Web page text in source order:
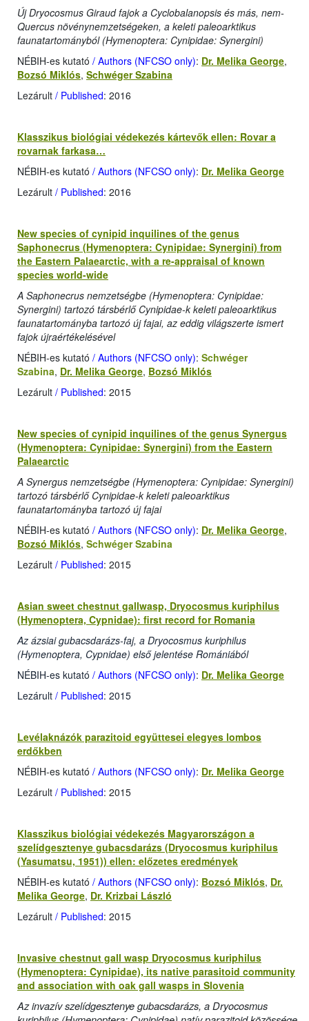
Új Dryocosmus Giraud fajok a Cyclobalanopsis és más, nem-
Quercus növénynemzetségeken, a keleti paleoarktikus
faunatartományból (Hymenoptera: Cynipidae: Synergini)
NÉBIH-es kutató / Authors (NFCSO only): Dr. Melika George,
Bozsó Miklós, Schwéger Szabina
Lezárult / Published: 2016
Klasszikus biológiai védekezés kártevők ellen: Rovar a
rovarnak farkasa…
NÉBIH-es kutató / Authors (NFCSO only): Dr. Melika George
Lezárult / Published: 2016
New species of cynipid inquilines of the genus
Saphonecrus (Hymenoptera: Cynipidae: Synergini) from
the Eastern Palaearctic, with a re-appraisal of known
species world-wide
A Saphonecrus nemzetségbe (Hymenoptera: Cynipidae:
Synergini) tartozó társbérlő Cynipidae-k keleti paleoarktikus
faunatartományba tartozó új fajai, az eddig világszerte ismert
fajok újraértékelésével
NÉBIH-es kutató / Authors (NFCSO only): Schwéger
Szabina, Dr. Melika George, Bozsó Miklós
Lezárult / Published: 2015
New species of cynipid inquilines of the genus Synergus
(Hymenoptera: Cynipidae: Synergini) from the Eastern
Palaearctic
A Synergus nemzetségbe (Hymenoptera: Cynipidae: Synergini)
tartozó társbérlő Cynipidae-k keleti paleoarktikus
faunatartományba tartozó új fajai
NÉBIH-es kutató / Authors (NFCSO only): Dr. Melika George,
Bozsó Miklós, Schwéger Szabina
Lezárult / Published: 2015
Asian sweet chestnut gallwasp, Dryocosmus kuriphilus
(Hymenoptera, Cypnidae): first record for Romania
Az ázsiai gubacsdarázs-faj, a Dryocosmus kuriphilus
(Hymenoptera, Cypnidae) első jelentése Romániából
NÉBIH-es kutató / Authors (NFCSO only): Dr. Melika George
Lezárult / Published: 2015
Levélaknázók parazitoid együttesei elegyes lombos
erdőkben
NÉBIH-es kutató / Authors (NFCSO only): Dr. Melika George
Lezárult / Published: 2015
Klasszikus biológiai védekezés Magyarországon a
szelídgesztenye gubacsdarázs (Dryocosmus kuriphilus
(Yasumatsu, 1951)) ellen: előzetes eredmények
NÉBIH-es kutató / Authors (NFCSO only): Bozsó Miklós, Dr.
Melika George, Dr. Krizbai László
Lezárult / Published: 2015
Invasive chestnut gall wasp Dryocosmus kuriphilus
(Hymenoptera: Cynipidae), its native parasitoid community
and association with oak gall wasps in Slovenia
Az invazív szelídgesztenye gubacsdarázs, a Dryocosmus